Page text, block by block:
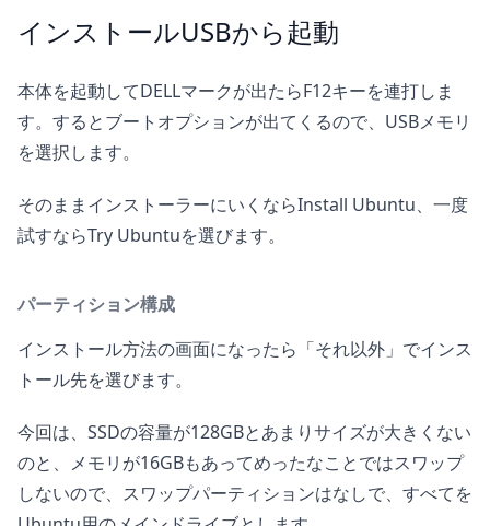
インストールUSBから起動
本体を起動してDELLマークが出たらF12キーを連打しま
す。するとブートオプションが出てくるので、USBメモリ
を選択します。
そのままインストーラーにいくならInstall Ubuntu、一度
試すならTry Ubuntuを選びます。
パーティション構成
インストール方法の画面になったら「それ以外」でインス
トール先を選びます。
今回は、SSDの容量が128GBとあまりサイズが大きくない
のと、メモリが16GBもあってめったなことではスワップ
しないので、スワップパーティションはなしで、すべてを